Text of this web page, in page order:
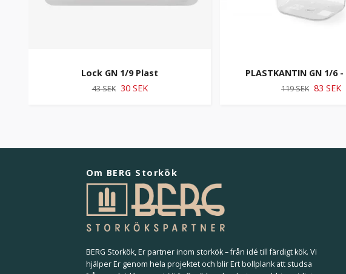
Lock GN 1/9 Plast
43 SEK 30 SEK
PLASTKANTIN GN 1/6
119 SEK 83 SEK
Om BERG Storkök
BERG Storkök, Er partner inom storkök – från idé till färdigt kök. Vi
hjälper Er genom hela projektet och blir Ert bollplank att studsa